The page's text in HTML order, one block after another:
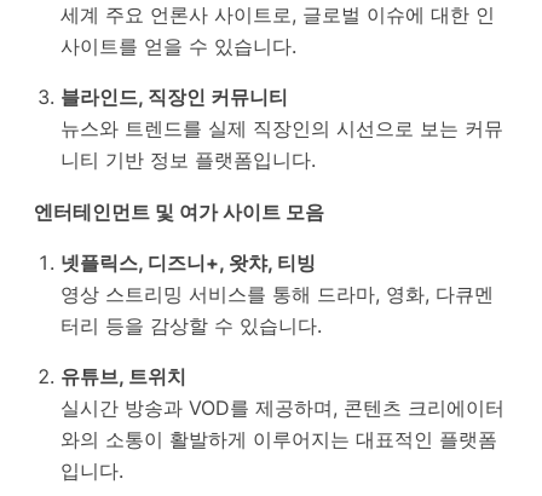
세계 주요 언론사 사이트로, 글로벌 이슈에 대한 인
사이트를 얻을 수 있습니다.
블라인드, 직장인 커뮤니티
뉴스와 트렌드를 실제 직장인의 시선으로 보는 커뮤
니티 기반 정보 플랫폼입니다.
엔터테인먼트 및 여가 사이트 모음
넷플릭스, 디즈니+, 왓챠, 티빙
영상 스트리밍 서비스를 통해 드라마, 영화, 다큐멘
터리 등을 감상할 수 있습니다.
유튜브, 트위치
실시간 방송과 VOD를 제공하며, 콘텐츠 크리에이터
와의 소통이 활발하게 이루어지는 대표적인 플랫폼
입니다.